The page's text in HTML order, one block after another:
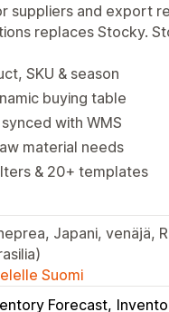
suppliers and export
replaces Stocky.
SKU & season
buying table
with WMS
material needs
& 20+ templates
Japani, venäjä,
Suomi
Forecast